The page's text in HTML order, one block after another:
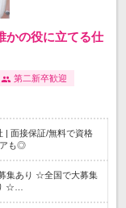
かの役に立てる仕
第二新卒歓迎
| 面接保証/無料で資格
アも◎
集あり ☆全国で大募集
☆…